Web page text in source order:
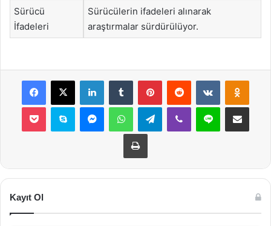
Sürücü
İfadeleri
Sürücülerin ifadeleri alınarak
araştırmalar sürdürülüyor.
Facebook
X LinkedInTumblr PinterestReddit VKontakte
Pocket Skype MessengerWhatsAppTelegramViber Line E-Posta ile
Yazdır
Kayıt Ol